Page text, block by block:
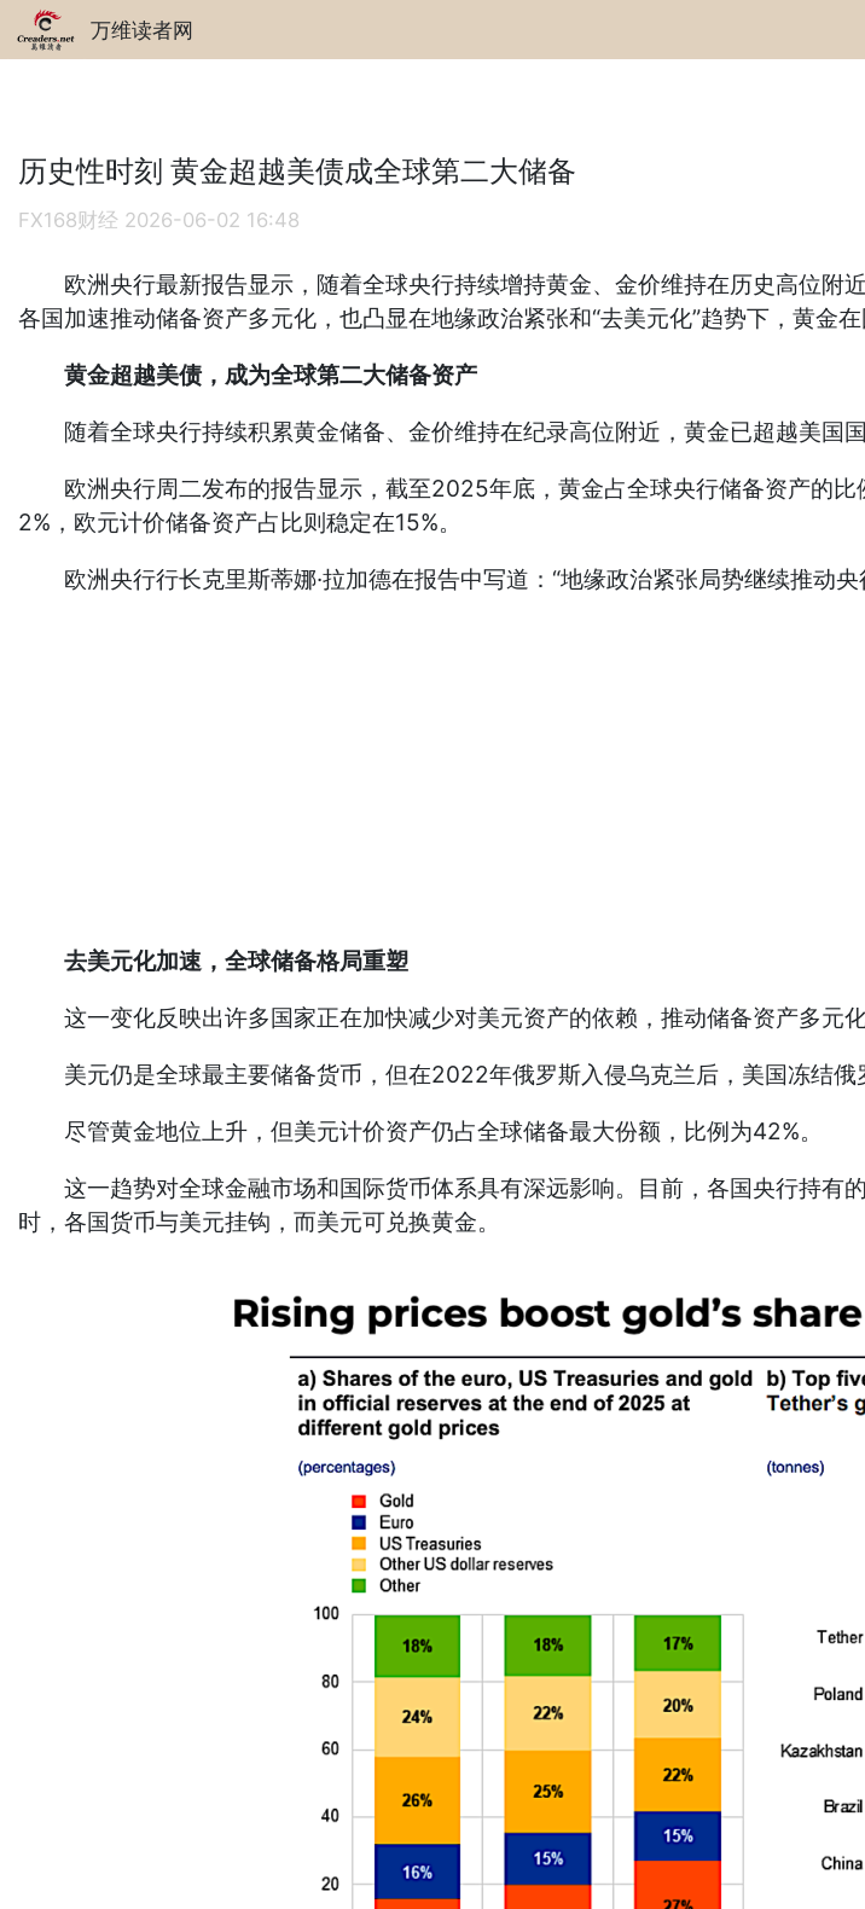
万维读者网
历史性时刻 黄金超越美债成全球第二大储备
FX168财经 2026-06-02 16:48
欧洲央行最新报告显示，随着全球央行持续增持黄金、金价维持在历史高位附
各国加速推动储备资产多元化，也凸显在地缘政治紧张和“去美元化”趋势下，黄金
黄金超越美债，成为全球第二大储备资产
随着全球央行持续积累黄金储备、金价维持在纪录高位附近，黄金已超越美国国
欧洲央行周二发布的报告显示，截至2025年底，黄金占全球央行储备资产的比
2%，欧元计价储备资产占比则稳定在15%。
欧洲央行行长克里斯蒂娜·拉加德在报告中写道：“地缘政治紧张局势继续推动央
去美元化加速，全球储备格局重塑
这一变化反映出许多国家正在加快减少对美元资产的依赖，推动储备资产多元化
美元仍是全球最主要储备货币，但在2022年俄罗斯入侵乌克兰后，美国冻结俄
尽管黄金地位上升，但美元计价资产仍占全球储备最大份额，比例为42%。
这一趋势对全球金融市场和国际货币体系具有深远影响。目前，各国央行持有
时，各国货币与美元挂钩，而美元可兑换黄金。